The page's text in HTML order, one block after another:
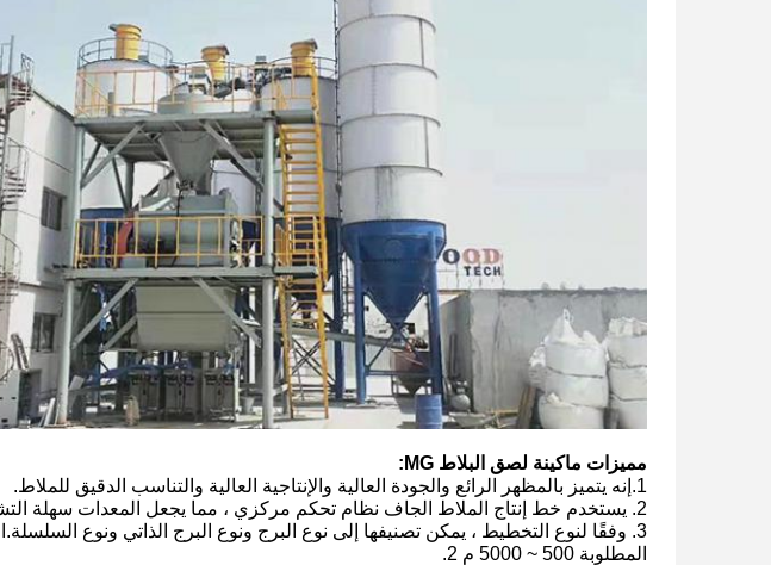
مميزات ماكينة لصق البلاط MG:
1.إنه يتميز بالمظهر الرائع والجودة العالية والإنتاجية العالية والتناسب الدقيق للملاط.
2. يستخدم خط إنتاج الملاط الجاف نظام تحكم مركزي ، مما يجعل المعدات سهلة التشغيل.
3. وفقًا لنوع التخطيط ، يمكن تصنيفها إلى نوع البرج ونوع البرج الذاتي ونوع
المطلوبة 500 ~ 5000 م 2.